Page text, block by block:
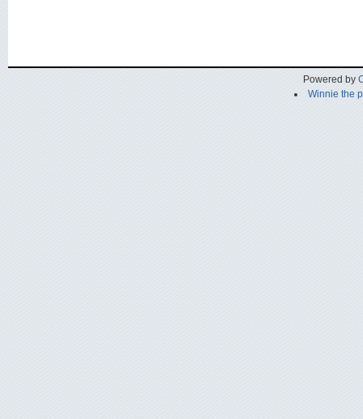
Powered by
Winnie the